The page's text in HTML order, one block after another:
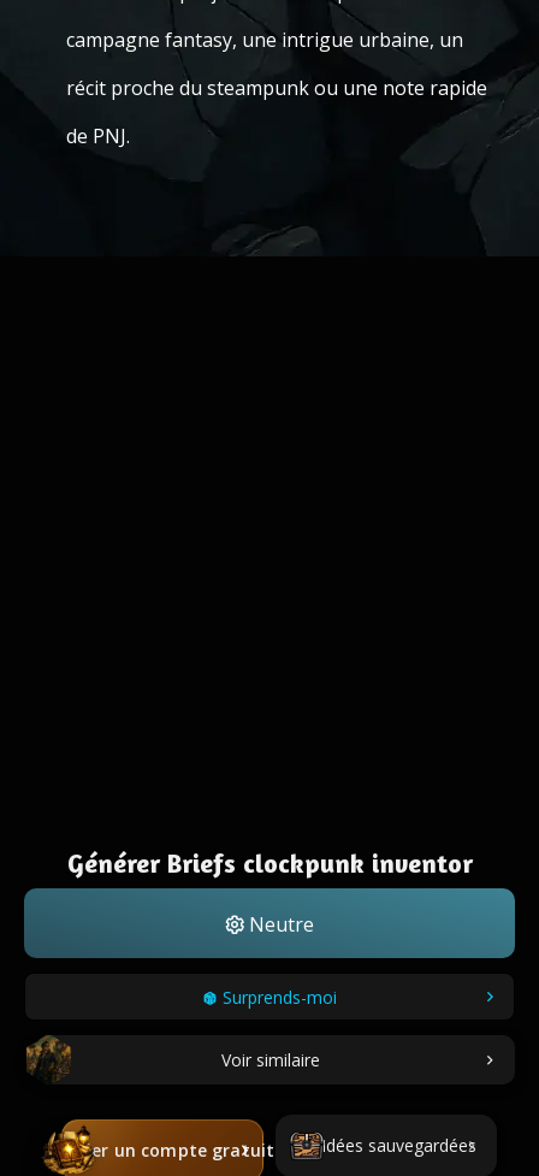
campagne fantasy, une intrigue urbaine, un
récit proche du steampunk ou une note rapide
de PNJ.
Générer Briefs clockpunk inventor
Neutre
Surprends-moi
Voir similaire
Créer un compte gratuit Idées sauvegardées